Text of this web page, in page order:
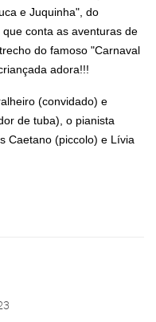
e Juquinha", do
conta as aventuras de
do famoso "Carnaval
adora!!!
(convidado) e
de tuba), o pianista
Caetano (piccolo) e Lívia